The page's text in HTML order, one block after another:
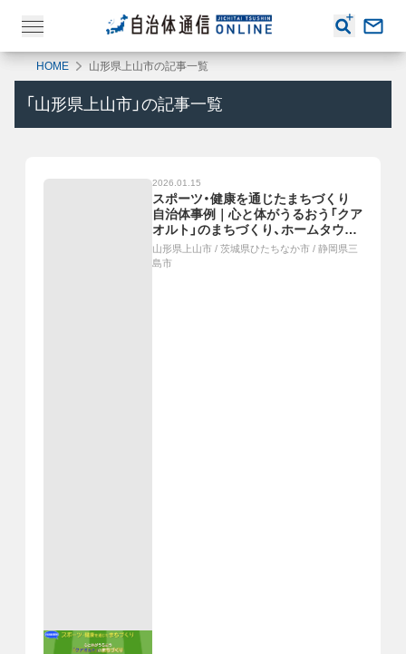
HOME 山形県上山市の記事一覧
「 山形県上山市 」の記事一覧
2026.01.15
スポーツ・健康を通じたまちづくり
自治体事例｜心と体がうるおう「クア
オルト」のまちづくり、ホームタウン
スポーツチームと多様な連携、「スポ
ーツと健幸」ウェルビーイングプロジ
山形県上山市 / 茨城県ひたちなか市 / 静岡県三
島市